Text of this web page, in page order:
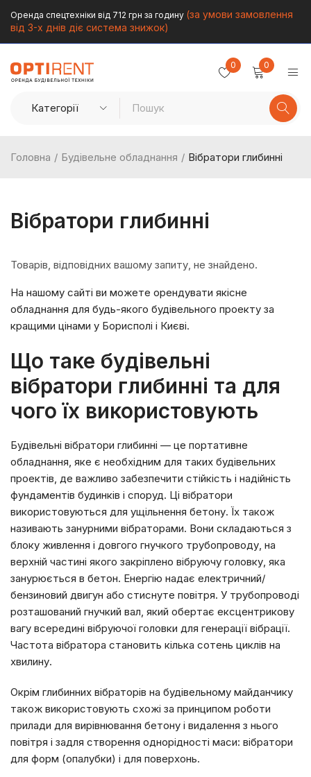
Оренда спецтехніки від 712 грн за годину (за умови замовлення
від 3-х днів діє система знижок)
0 0
Вібратори глибинні
Головна / Будівельне обладнання / Вібратори глибинні
Товарів, відповідних вашому запиту, не знайдено.
На нашому сайті ви можете орендувати якісне
обладнання для будь-якого будівельного проекту за
кращими цінами у Борисполі і Києві.
Що таке будівельні
вібратори глибинні та для
чого їх використовують
Будівельні вібратори глибинні — це портативне
обладнання, яке є необхідним для таких будівельних
проектів, де важливо забезпечити стійкість і надійність
фундаментів будинків і споруд. Ці вібратори
використовуються для ущільнення бетону. Їх також
називають занурними вібраторами. Вони складаються з
блоку живлення і довгого гнучкого трубопроводу, на
верхній частині якого закріплено вібруючу головку, яка
занурюється в бетон. Енергію надає електричний/
бензиновий двигун або стиснуте повітря. У трубопроводі
розташований гнучкий вал, який обертає ексцентрикову
вагу всередині вібруючої головки для генерації вібрації.
Частота вібратора становить кілька сотень циклів на
хвилину.
Окрім глибинних вібраторів на будівельному майданчику
також використовують схожі за принципом роботи
прилади для вирівнювання бетону і видалення з нього
повітря і задля створення однорідності маси: вібратори
для форм (опалубки) і для поверхонь.